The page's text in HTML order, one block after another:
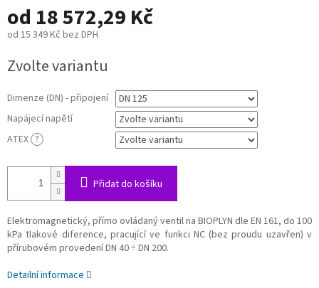
od 18 572,29 Kč
od 15 349 Kč bez DPH
cena:
Zvolte variantu
Dimenze (DN) - připojení
Napájecí napětí
ATEX ?
Přidat do košíku
Elektromagnetický, přímo ovládaný ventil na BIOPLYN dle EN 161, do 100
kPa tlakové diference, pracující ve funkci NC (bez proudu uzavřen) v
přírubovém provedení DN 40 ÷ DN 200.
Detailní informace